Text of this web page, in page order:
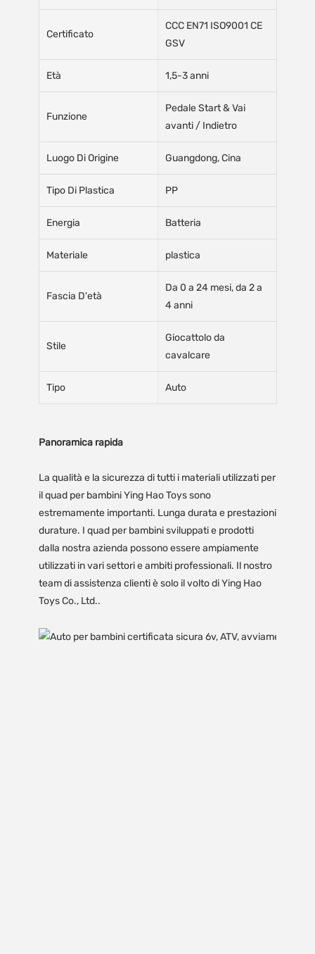
Certificato
CCC EN71 ISO9001 CE
GSV
Età 1,5-3 anni
Funzione
Pedale Start & Vai
avanti / Indietro
Luogo Di Origine Guangdong, Cina
Tipo Di Plastica PP
Energia Batteria
Materiale plastica
Fascia D'età
Da 0 a 24 mesi, da 2 a
4 anni
Stile
Giocattolo da
cavalcare
Tipo Auto
Panoramica rapida
La qualità e la sicurezza di tutti i materiali utilizzati per
il quad per bambini Ying Hao Toys sono
estremamente importanti. Lunga durata e prestazioni
durature. I quad per bambini sviluppati e prodotti
dalla nostra azienda possono essere ampiamente
utilizzati in vari settori e ambiti professionali. Il nostro
team di assistenza clienti è solo il volto di Ying Hao
Toys Co., Ltd..